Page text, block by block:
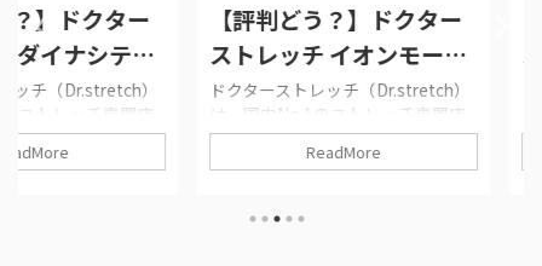
クター
シティ
＆良い）
専門店
クタース
イナシテ
【評判どう？】ドクター
ストレッチ イオンモール
堺鉄砲町店の悪い＆良い
ドクターストレッチ（Dr.stretch）
は、国内No.1のストレッチ専門店
1!!! このページは、そのドクタース
トレッチ（Dr.stretch）イオンモー
紹介しています。 ドクターストレ
ReadMore
【評判
ストレ
与野店
ドクタース
は、国内
1!!! このペ